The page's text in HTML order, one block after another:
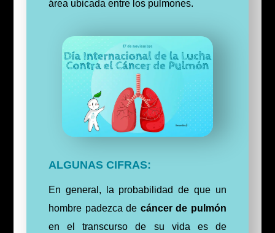
área ubicada entre los pulmones.
ALGUNAS CIFRAS:
En general, la probabilidad de que un
hombre padezca de cáncer de pulmón
en el transcurso de su vida es de